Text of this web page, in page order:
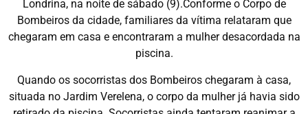
Londrina, na noite de sábado (9).Conforme o Corpo de
Bombeiros da cidade, familiares da vítima relataram que
chegaram em casa e encontraram a mulher desacordada na
piscina.
Quando os socorristas dos Bombeiros chegaram à casa,
situada no Jardim Verelena, o corpo da mulher já havia sido